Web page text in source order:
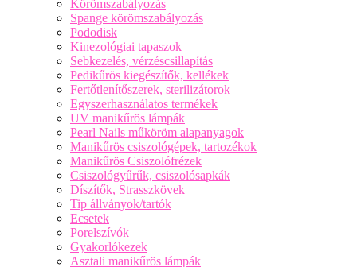
Körömszabályozás
Spange körömszabályozás
Pododisk
Kinezológiai tapaszok
Sebkezelés, vérzéscsillapítás
Pedikűrös kiegészítők, kellékek
Fertőtlenítőszerek, sterilizátorok
Egyszerhasználatos termékek
UV manikűrös lámpák
Pearl Nails műköröm alapanyagok
Manikűrös csiszológépek, tartozékok
Manikűrös Csiszolófrézek
Csiszológyűrűk, csiszolósapkák
Díszítők, Strasszkövek
Tip állványok/tartók
Ecsetek
Porelszívók
Gyakorlókezek
Asztali manikűrös lámpák